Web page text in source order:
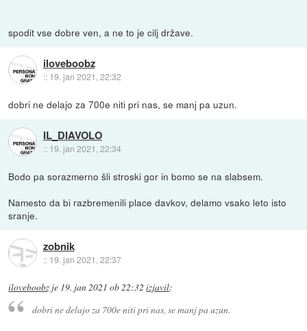
spodit vse dobre ven, a ne to je cilj države.
iloveboobz
:: 19. jan 2021, 22:32
dobri ne delajo za 700e niti pri nas, se manj pa uzun.
IL_DIAVOLO
:: 19. jan 2021, 22:34
Bodo pa sorazmerno šli stroski gor in bomo se na slabsem.
Namesto da bi razbremenili place davkov, delamo vsako leto isto
sranje.
zobnik
:: 19. jan 2021, 22:37
iloveboobz je 19. jan 2021 ob 22:32 izjavil:
dobri ne delajo za 700e niti pri nas, se manj pa uzun.